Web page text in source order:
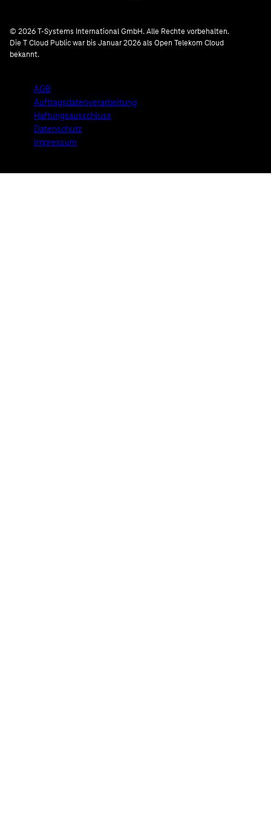
© 2026 T-Systems International GmbH. Alle Rechte vorbehalten.
Die T Cloud Public war bis Januar 2026 als Open Telekom Cloud
bekannt.
AGB
Auftragsdatenverarbeitung
Haftungsausschluss
Datenschutz
Impressum